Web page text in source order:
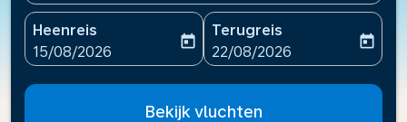
Heenreis
fc-booking-departure-date-aria-label
15/08/2026
today
Terugreis
fc-booking-return-date-
22/08/2026
today
Bekijk vluchten